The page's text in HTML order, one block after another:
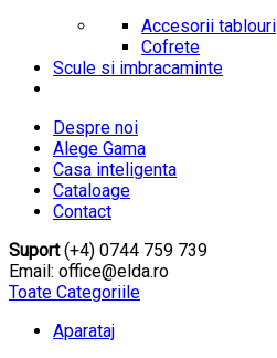
Accesorii tablouri
Cofrete
Scule si imbracaminte
Despre noi
Alege Gama
Casa inteligenta
Cataloage
Contact
Suport(+4) 0744 759 739
Email: office@elda.ro
Toate Categoriile
Aparataj